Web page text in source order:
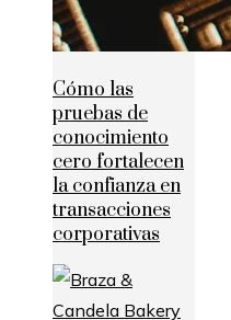
Cómo las
pruebas de
conocimiento
cero fortalecen
la confianza en
transacciones
corporativas